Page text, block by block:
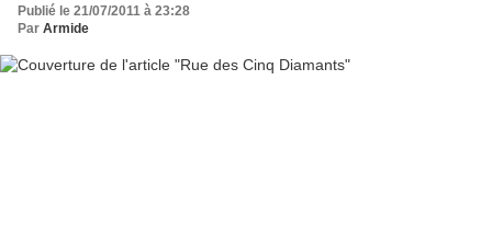
Publié le 21/07/2011 à 23:28
Par Armide